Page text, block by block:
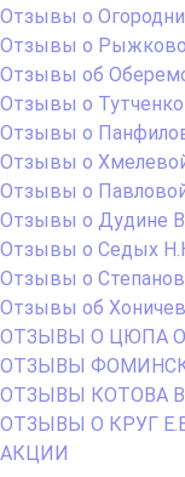
Отзывы о
Отзывы о
Отзывы об
Отзывы о
Отзывы о
Отзывы о
Отзывы о
Отзывы о Дудине
Отзывы о Седых
Отзывы о
Отзывы об
ОТЗЫВЫ О ЦЮПА
ОТЗЫВЫ
ОТЗЫВЫ КОТОВА
ОТЗЫВЫ О КРУГ
АКЦИИ